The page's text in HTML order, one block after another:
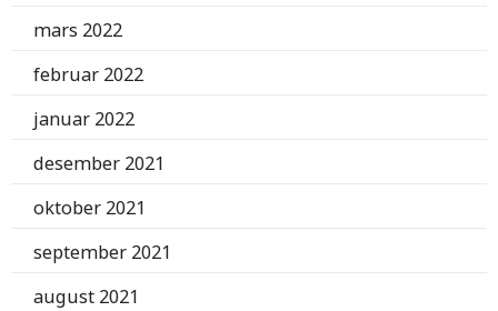
mars 2022
februar 2022
januar 2022
desember 2021
oktober 2021
september 2021
august 2021